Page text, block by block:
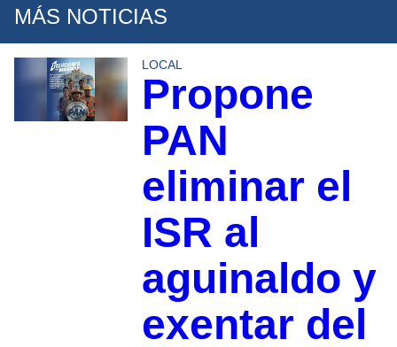
MÁS NOTICIAS
LOCAL
Propone
PAN
eliminar el
ISR al
aguinaldo y
exentar del